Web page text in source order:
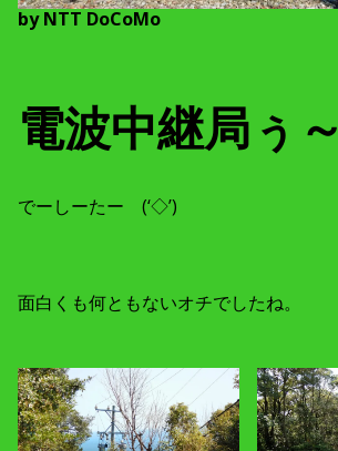
by NTT DoCoMo
電波中継局ぅ～
でーしーたー (‘◇’)ゞ
面白くも何ともないオチでしたね。